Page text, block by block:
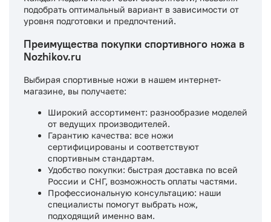
подобрать оптимальный вариант в зависимости от
уровня подготовки и предпочтений.​
Преимущества покупки спортивного ножа в
Nozhikov.ru
Выбирая спортивные ножи в нашем интернет-
магазине, вы получаете:​
Широкий ассортимент: разнообразие моделей
от ведущих производителей.
Гарантию качества: все ножи
сертифицированы и соответствуют
спортивным стандартам.
Удобство покупки: быстрая доставка по всей
России и СНГ, возможность оплаты частями.
Профессиональную консультацию: наши
специалисты помогут выбрать нож,
подходящий именно вам.​